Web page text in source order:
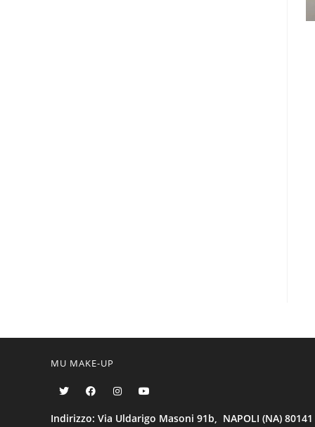
MU MAKE-UP
Indirizzo: Via Uldarigo Masoni 91b, NAPOLI (NA) 80141